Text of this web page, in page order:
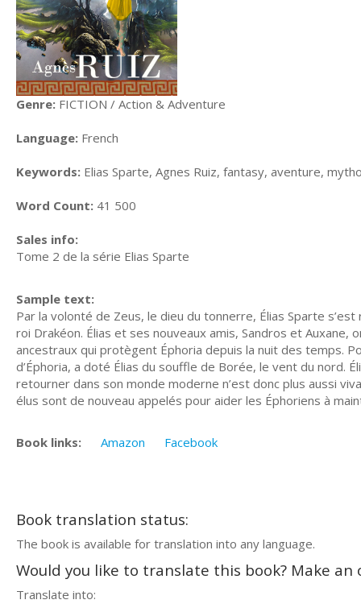
Genre: FICTION / Action & Adventure
Language: French
Keywords: Elias Sparte, Agnes Ruiz, fantasy, aventure,
Word Count: 41 500
Sales info:
Tome 2 de la série Elias Sparte
Sample text:
Par la volonté de Zeus, le dieu du tonnerre, Élias Sparte
roi Drakéon. Élias et ses nouveaux amis, Sandros et Auxane,
ancestraux qui protègent Éphoria depuis la nuit des temps.
d’Éphoria, a doté Élias du souffle de Borée, le vent du nord.
retourner dans son monde moderne n’est donc plus aussi
élus sont de nouveau appelés pour aider les Éphoriens à
Book links: Amazon Facebook
Book translation status:
The book is available for translation into any language.
Would you like to translate this book? Make
Translate into: